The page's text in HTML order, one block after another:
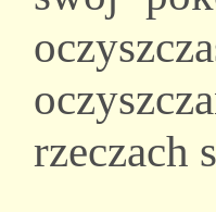
rzeczach